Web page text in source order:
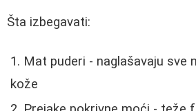
Šta izbegavati:
Mat puderi - naglašavaju sve
kože